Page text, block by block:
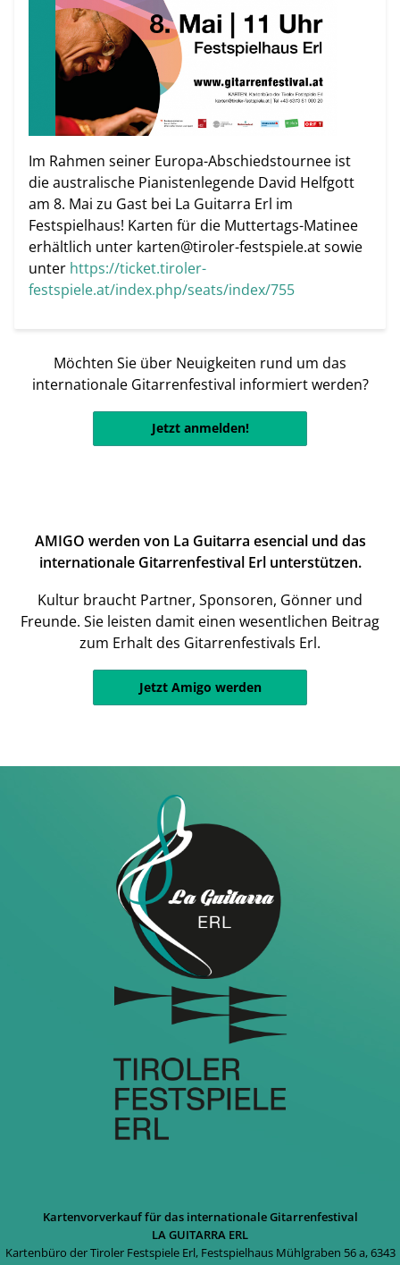
Im Rahmen seiner Europa-Abschiedstournee ist
die australische Pianistenlegende David Helfgott
am 8. Mai zu Gast bei La Guitarra Erl im
Festspielhaus! Karten für die Muttertags-Matinee
erhältlich unter karten@tiroler-festspiele.at sowie
unter https://ticket.tiroler-
festspiele.at/index.php/seats/index/755
Möchten Sie über Neuigkeiten rund um das
internationale Gitarrenfestival informiert werden?
Jetzt anmelden!
AMIGO werden von La Guitarra esencial und das
internationale Gitarrenfestival Erl unterstützen.
Kultur braucht Partner, Sponsoren, Gönner und
Freunde. Sie leisten damit einen wesentlichen Beitrag
zum Erhalt des Gitarrenfestivals Erl.
Jetzt Amigo werden
Kartenvorverkauf für das internationale Gitarrenfestival
LA GUITARRA ERL
Kartenbüro der Tiroler Festspiele Erl, Festspielhaus Mühlgraben 56 a, 6343